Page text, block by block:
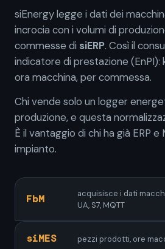
siEnergy legge i dati dei
incrocia con i volumi di
commesse di siERP. Così il
indicatore di prestazione (EnPI):
ora macchina, per commessa.
Chi vende solo un logger
produzione, e questa
È il vantaggio di chi ha già ERP e
impianto.
FbM
acquisisce i dati
UA, S7, MQTT
siMES pezzi prodotti, ore